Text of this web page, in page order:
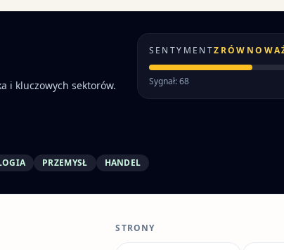
i kluczowych sektorów.
SENTYMENT
Sygnał: 68
PRZEMYSŁ HANDEL
STRONY